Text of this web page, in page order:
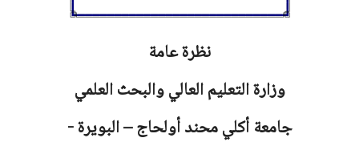
نظرة عامة
وزارة التعليم العالي والبحث العلمي
جامعةأكلي محند أولحاج – البويرة -